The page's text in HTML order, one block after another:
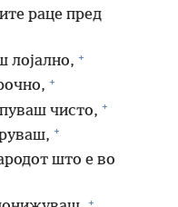
раце пред
лојално, +
+
чисто, +
+
што е во
+